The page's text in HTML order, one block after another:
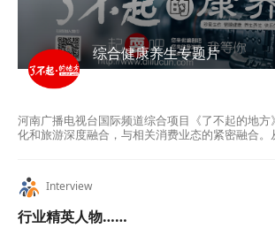
综合健康养生专题片
河南广播电视台国际频道综合项目《了不起的地方
化和旅游深度融合，与相关消费业态的紧密融合。
进消费的新热点和新增长点，满足人民群众美 好
新热潮。Interview
行业精英人物……